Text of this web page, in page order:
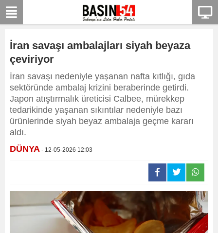
İran savaşı ambalajları siyah beyaza
çeviriyor
İran savaşı nedeniyle yaşanan nafta kıtlığı, gıda
sektöründe ambalaj krizini beraberinde getirdi.
Japon atıştırmalık üreticisi Calbee, mürekkep
tedarikinde yaşanan sıkıntılar nedeniyle bazı
ürünlerinde siyah beyaz ambalaja geçme kararı
aldı.
DÜNYA - 12-05-2026 12:03